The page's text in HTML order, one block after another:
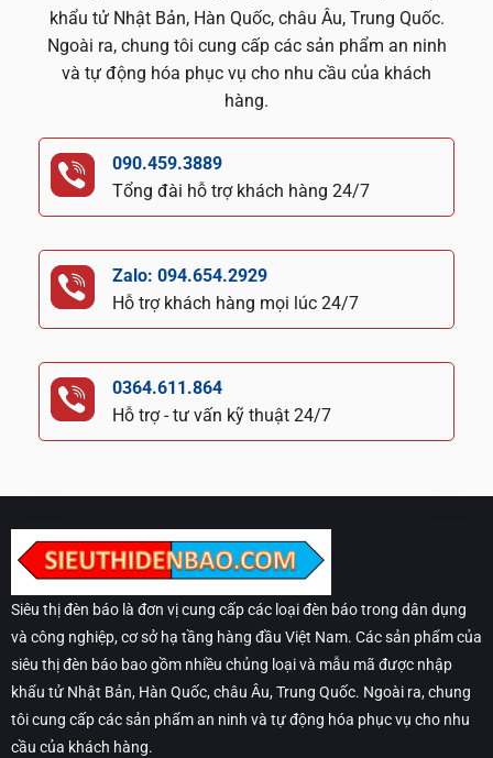
khẩu tử Nhật Bản, Hàn Quốc, châu Âu, Trung Quốc.
Ngoài ra, chung tôi cung cấp các sản phẩm an ninh
và tự động hóa phục vụ cho nhu cầu của khách
hàng.
090.459.3889
Tổng đài hỗ trợ khách hàng 24/7
Zalo: 094.654.2929
Hỗ trợ khách hàng mọi lúc 24/7
0364.611.864
Hỗ trợ - tư vấn kỹ thuật 24/7
Siêu thị đèn báo là đơn vị cung cấp các loại đèn báo trong dân dụng
và công nghiệp, cơ sở hạ tầng hàng đầu Việt Nam. Các sản phẩm của
siêu thị đèn báo bao gồm nhiều chủng loại và mẫu mã được nhập
khẩu tử Nhật Bản, Hàn Quốc, châu Âu, Trung Quốc. Ngoài ra, chung
tôi cung cấp các sản phẩm an ninh và tự động hóa phục vụ cho nhu
cầu của khách hàng.